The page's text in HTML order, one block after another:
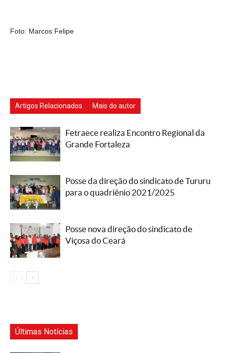
Foto: Marcos Felipe
Artigos Relacionados Mais do autor
Fetraece realiza Encontro Regional da
Grande Fortaleza
Posse da direção do sindicato de Tururu
para o quadriênio 2021/2025
Posse nova direção do sindicato de
Viçosa do Ceará
Últimas Notícias